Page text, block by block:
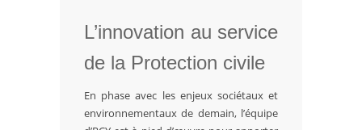
L’innovation au service
de la Protection civile
En phase avec les enjeux sociétaux et
environnementaux de demain, l’équipe